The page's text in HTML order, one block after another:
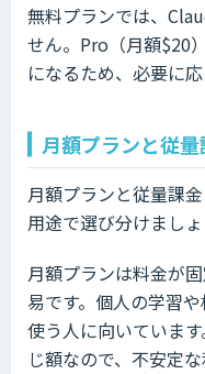
無料プランでは、
せん。Pro（月額$20
になるため、必要に
月額プランと従
月額プランと従量課
用途で選び分けましょ
月額プランは料金が
易です。個人の学習
使う人に向いていま
じ額なので、不安定